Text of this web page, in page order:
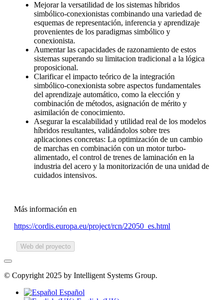
Mejorar la versatilidad de los sistemas híbridos
simbólico-conexionistas combinando una variedad de
esquemas de representación, inferencia y aprendizaje
provenientes de los paradigmas simbólico y
conexionista.
Aumentar las capacidades de razonamiento de estos
sistemas superando su limitacion tradicional a la lógica
proposicional.
Clarificar el impacto teórico de la integración
simbólico-conexionista sobre aspectos fundamentales
del aprendizaje automático, como la elección y
combinación de métodos, asignación de mérito y
asimilación de conocimiento.
Asegurar la escalabilidad y utilidad real de los modelos
híbridos resultantes, validándolos sobre tres
aplicaciones concretas: La optimización de un cambio
de marchas en combinación con un motor turbo-
alimentado, el control de trenes de laminación en la
industria del acero y la monitorización de una unidad de
cuidados intensivos.
Más información en
https://cordis.europa.eu/project/rcn/22050_es.html
Web del proyecto
© Copyright 2025 by Intelligent Systems Group.
Español